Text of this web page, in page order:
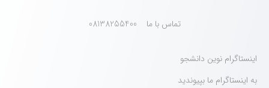
تماس با ما 08138255400
اینستاگرام نوین دانشجو
به اینستاگرام ما بپیوندید